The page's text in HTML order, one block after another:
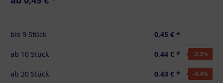
bis 9 Stück 0,45 € *
ab 10 Stück 0,44 € * -2.2%
ab 20 Stück 0,43 € * -4.4%